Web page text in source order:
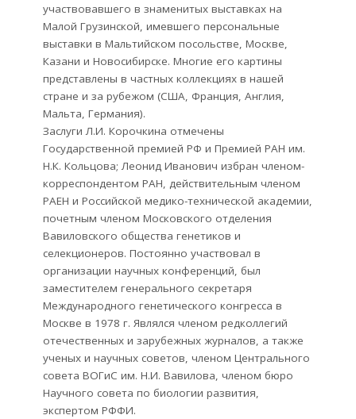
участвовавшего в знаменитых выставках на
Малой Грузинской, имевшего персональные
выставки в Мальтийском посольстве, Москве,
Казани и Новосибирске. Многие его картины
представлены в частных коллекциях в нашей
стране и за рубежом (США, Франция, Англия,
Мальта, Германия).
Заслуги Л.И. Корочкина отмечены
Государственной премией РФ и Премией РАН им.
Н.К. Кольцова; Леонид Иванович избран членом-
корреспондентом РАН, действительным членом
РАЕН и Российской медико-технической академии,
почетным членом Московского отделения
Вавиловского общества генетиков и
селекционеров. Постоянно участвовал в
организации научных конференций, был
заместителем генерального секретаря
Международного генетического конгресса в
Москве в 1978 г. Являлся членом редколлегий
отечественных и зарубежных журналов, а также
ученых и научных советов, членом Центрального
совета ВОГиС им. Н.И. Вавилова, членом бюро
Научного совета по биологии развития,
экспертом РФФИ.